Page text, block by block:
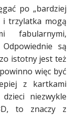
po „bardziej
i trzylatka mogą
fabularnymi,
są
istotny jest też
więc być
z kartkami
niezwykle
to znaczy z